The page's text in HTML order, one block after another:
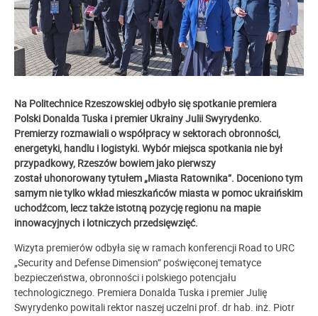
Na Politechnice Rzeszowskiej odbyło się spotkanie premiera
Polski Donalda Tuska i premier Ukrainy Julii Swyrydenko.
Premierzy rozmawiali o współpracy w sektorach obronności,
energetyki, handlu i logistyki. Wybór miejsca spotkania nie był
przypadkowy, Rzeszów bowiem jako pierwszy
został uhonorowany tytułem „Miasta Ratownika”. Doceniono tym
samym nie tylko wkład mieszkańców miasta w pomoc ukraińskim
uchodźcom, lecz także istotną pozycję regionu na mapie
innowacyjnych i lotniczych przedsięwzięć.
Wizyta premierów odbyła się w ramach konferencji Road to URC
„Security and Defense Dimension” poświęconej tematyce
bezpieczeństwa, obronności i polskiego potencjału
technologicznego. Premiera Donalda Tuska i premier Julię
Swyrydenko powitali rektor naszej uczelni prof. dr hab. inż. Piotr